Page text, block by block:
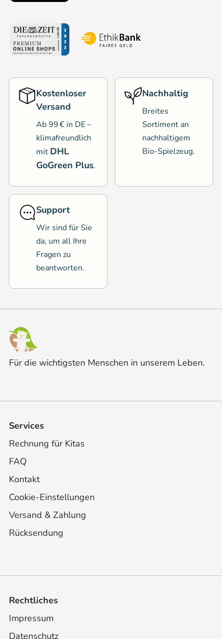
Kostenloser
Versand
Ab 99 € in DE –
klimafreundlich
mit DHL
GoGreen Plus.
Nachhaltig
Breites
Sortiment an
nachhaltigem
Bio-Spielzeug.
Support
Wir sind für Sie
da, um all Ihre
Fragen zu
beantworten.
Für die wichtigsten Menschen in unserem Leben.
Services
Rechnung für Kitas
FAQ
Kontakt
Cookie-Einstellungen
Versand & Zahlung
Rücksendung
Rechtliches
Impressum
Datenschutz